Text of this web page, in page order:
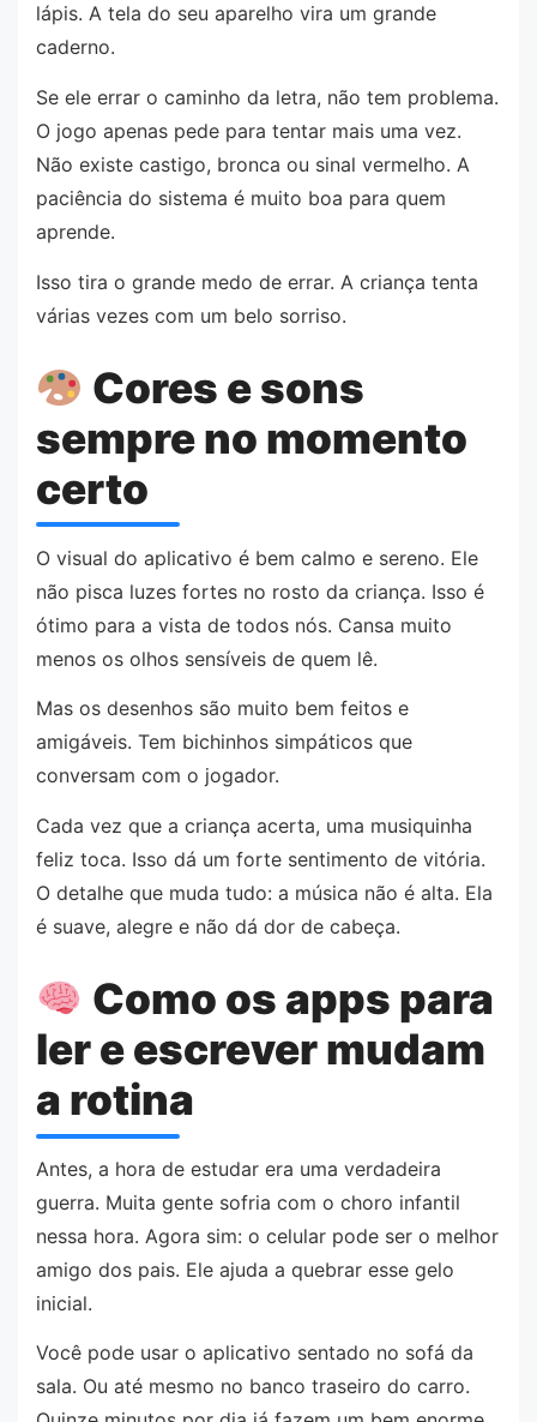
lápis. A tela do seu aparelho vira um grande
caderno.
Se ele errar o caminho da letra, não tem problema.
O jogo apenas pede para tentar mais uma vez.
Não existe castigo, bronca ou sinal vermelho. A
paciência do sistema é muito boa para quem
aprende.
Isso tira o grande medo de errar. A criança tenta
várias vezes com um belo sorriso.
Cores e sons
sempre no momento
certo
O visual do aplicativo é bem calmo e sereno. Ele
não pisca luzes fortes no rosto da criança. Isso é
ótimo para a vista de todos nós. Cansa muito
menos os olhos sensíveis de quem lê.
Mas os desenhos são muito bem feitos e
amigáveis. Tem bichinhos simpáticos que
conversam com o jogador.
Cada vez que a criança acerta, uma musiquinha
feliz toca. Isso dá um forte sentimento de vitória.
O detalhe que muda tudo: a música não é alta. Ela
é suave, alegre e não dá dor de cabeça.
Como os apps para
ler e escrever mudam
a rotina
Antes, a hora de estudar era uma verdadeira
guerra. Muita gente sofria com o choro infantil
nessa hora. Agora sim: o celular pode ser o melhor
amigo dos pais. Ele ajuda a quebrar esse gelo
inicial.
Você pode usar o aplicativo sentado no sofá da
sala. Ou até mesmo no banco traseiro do carro.